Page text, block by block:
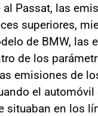
al Passat, las
superiores,
de BMW, las
de los
emisiones de
el automóvil
situaban en los